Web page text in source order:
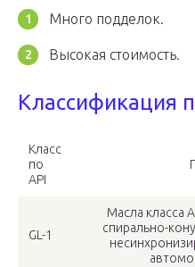
Много подделок.
Высокая стоимость.
Классификация
Класс
по
API
GL-1
Масла класса
спирально-